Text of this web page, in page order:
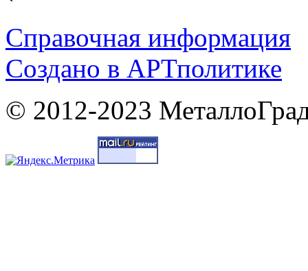
`
Справочная информация
Cоздано в АРТполитике
© 2012-2023